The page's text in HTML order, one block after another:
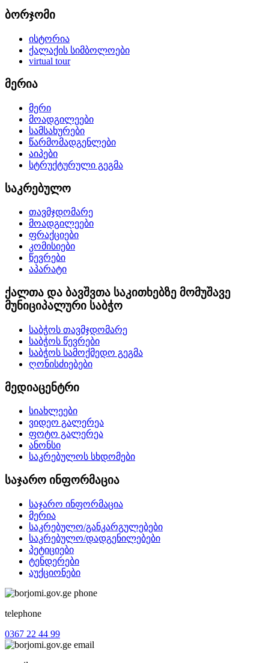
ბორჯომი
ისტორია
ქალაქის სიმბოლოები
virtual tour
მერია
მერი
მოადგილეები
სამსახურები
წარმომადგენლები
აიპები
სტრუქტურული გეგმა
საკრებულო
თავმჯდომარე
მოადგილეები
ფრაქციები
კომისიები
წევრები
აპარატი
ქალთა და ბავშვთა საკითხებზე მომუშავე
მუნიციპალური საბჭო
საბჭოს თავმჯდომარე
საბჭოს წევრები
საბჭოს სამოქმედო გეგმა
ღონისძიებები
მედიაცენტრი
სიახლეები
ვიდეო გალერეა
ფოტო გალერეა
ანონსი
საკრებულოს სხდომები
საჯარო ინფორმაცია
საჯარო ინფორმაცია
მერია
საკრებულო/განკარგულებები
საკრებულო/დადგენილებები
პეტიციები
ტენდერები
აუქციონები
telephone
0367 22 44 99